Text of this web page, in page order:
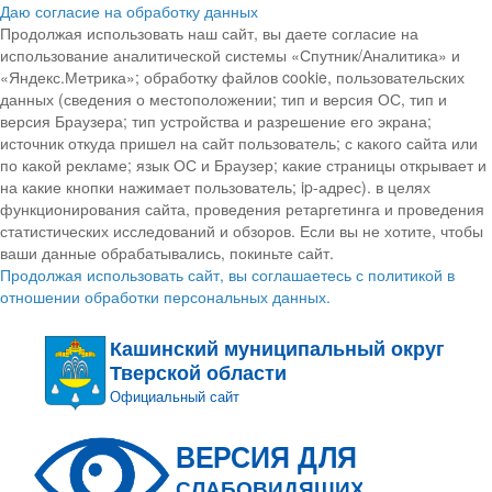
Даю согласие на обработку данных
Продолжая использовать наш сайт, вы даете согласие на
использование аналитической системы «Спутник/Аналитика» и
«Яндекс.Метрика»; обработку файлов cookie, пользовательских
данных (сведения о местоположении; тип и версия ОС, тип и
версия Браузера; тип устройства и разрешение его экрана;
источник откуда пришел на сайт пользователь; с какого сайта или
по какой рекламе; язык ОС и Браузер; какие страницы открывает и
на какие кнопки нажимает пользователь; ip-адрес). в целях
функционирования сайта, проведения ретаргетинга и проведения
статистических исследований и обзоров. Если вы не хотите, чтобы
ваши данные обрабатывались, покиньте сайт.
Продолжая использовать сайт, вы соглашаетесь с политикой в
отношении обработки персональных данных.